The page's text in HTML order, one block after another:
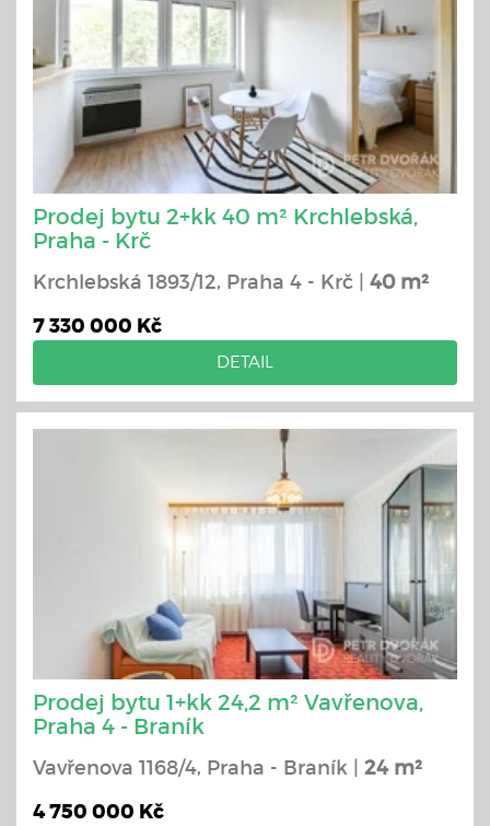
Prodej bytu 2+kk 40 m² Krchlebská,
Praha - Krč
Krchlebská 1893/12, Praha 4 - Krč | 40 m²
7 330 000 Kč
DETAIL
Prodej bytu 1+kk 24,2 m² Vavřenova,
Praha 4 - Braník
Vavřenova 1168/4, Praha - Braník | 24 m²
4 750 000 Kč